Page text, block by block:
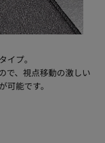
イプ。
で、視点移動の激しい
能です。